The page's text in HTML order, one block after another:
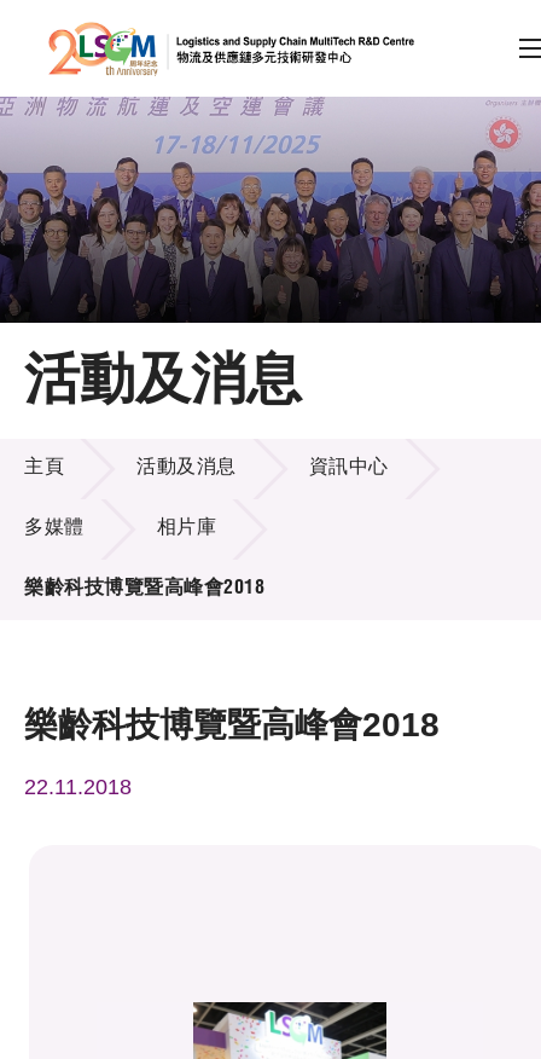
跳到內容（按回車鍵）
會員登入
A A EN 繁 简
主頁
關於LSCM
技術商品化
項目及資助計劃
活動及消息
活動及消息
主頁 活動及消息 資訊中心
多媒體 相片庫
樂齡科技博覽暨高峰會2018
樂齡科技博覽暨高峰會2018
22.11.2018